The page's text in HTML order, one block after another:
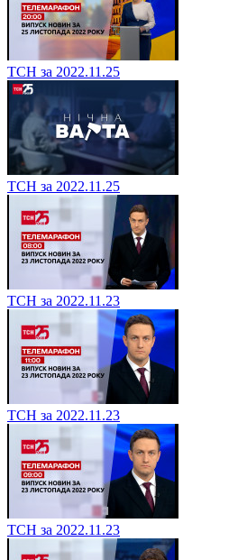
ТСН за 2022.11.25
ТСН за 2022.11.25
ТСН за 2022.11.23
ТСН за 2022.11.23
ТСН за 2022.11.23